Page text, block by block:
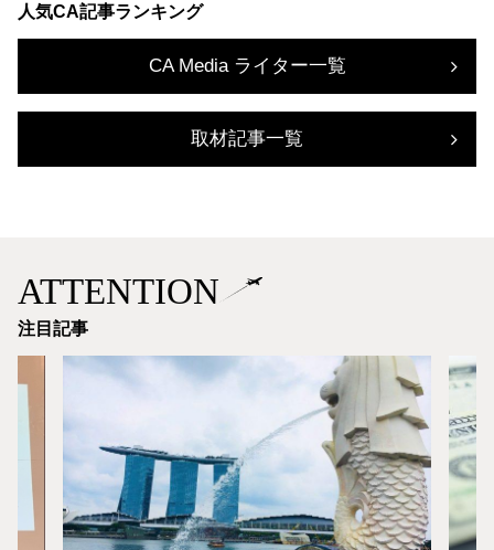
人気CA記事ランキング
CA Media ライター一覧
取材記事一覧
ATTENTION
注目記事